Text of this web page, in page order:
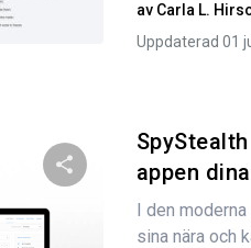
Facebook
av Carla L.
Uppdaterad 01
Dela den här
appen
I den
sina nära och